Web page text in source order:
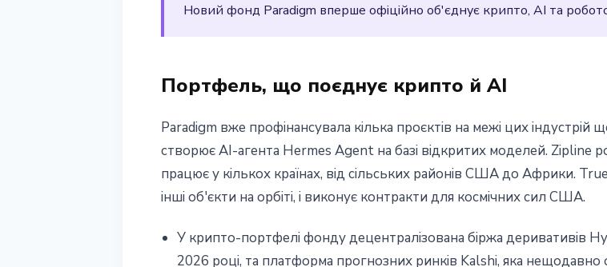
Новий фонд Paradigm вперше офіційно об'єднує крипто, AI та
Портфель, що поєднує крипто й AI
Paradigm вже профінансувала кілька проєктів на межі цих
створює AI-агента Hermes Agent на базі відкритих моделей. Zipline
працює у кількох країнах, від сільських районів США до Африки.
інші об'єкти на орбіті, і виконує контракти для космічних сил США.
У крипто-портфелі фонду децентралізована біржа деривативів
2026 році, та платформа прогнозних ринків Kalshi, яка